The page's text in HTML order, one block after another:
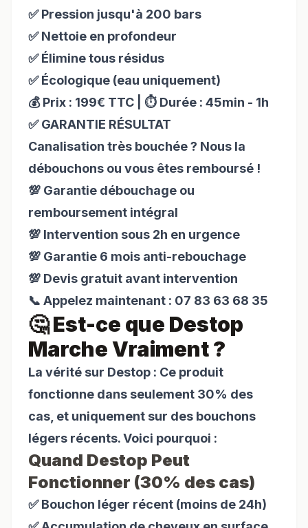
✅ Pression jusqu'à 200 bars
✅ Nettoie en profondeur
✅ Élimine tous résidus
✅ Écologique (eau uniquement)
💰 Prix : 199€ TTC | ⏱️ Durée : 45min - 1h
✅ GARANTIE RÉSULTAT
Canalisation très bouchée ? Nous la
débouchons ou vous êtes remboursé !
💯 Garantie débouchage ou
remboursement intégral
💯 Intervention sous 2h en urgence
💯 Garantie 6 mois anti-rebouchage
💯 Devis gratuit avant intervention
📞 Appelez maintenant : 07 83 63 68 35
🤔 Est-ce que Destop
Marche Vraiment ?
La vérité sur Destop : Ce produit
fonctionne dans seulement 30% des
cas, et uniquement sur des bouchons
légers récents. Voici pourquoi :
Quand Destop Peut
Fonctionner (30% des cas)
✅ Bouchon léger récent (moins de 24h)